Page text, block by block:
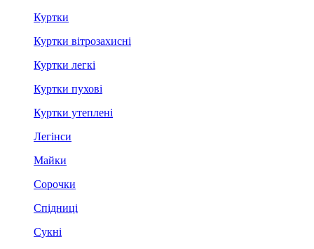
Куртки
Куртки вітрозахисні
Куртки легкі
Куртки пухові
Куртки утеплені
Легінси
Майки
Сорочки
Спідниці
Сукні